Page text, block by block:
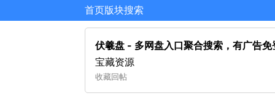
首页版块搜索
伏羲盘 - 多网盘入口聚合搜索，有广告免
宝藏资源
收藏回帖